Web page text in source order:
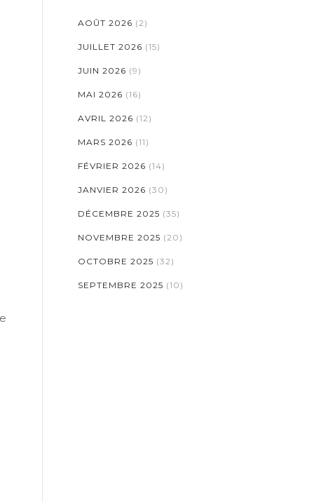
AOÛT 2026 (2)
JUILLET 2026 (15)
JUIN 2026 (9)
MAI 2026 (16)
AVRIL 2026 (12)
MARS 2026 (11)
FÉVRIER 2026 (14)
JANVIER 2026 (30)
DÉCEMBRE 2025 (35)
NOVEMBRE 2025 (20)
OCTOBRE 2025 (32)
SEPTEMBRE 2025 (10)